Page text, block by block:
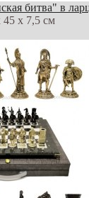
битва" в
45 х 7,5 см